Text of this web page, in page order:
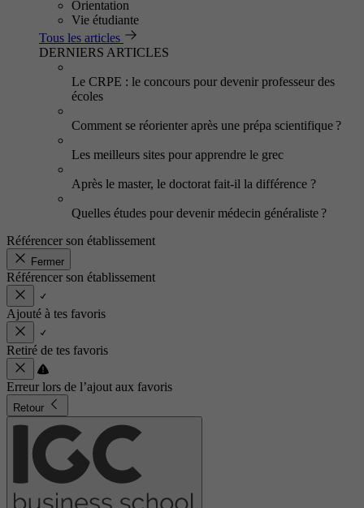
Orientation
Vie étudiante
Tous les articles
DERNIERS ARTICLES
Le CRPE : le concours pour devenir professeur des
écoles
Comment se réorienter après une prépa scientifique ?
Les meilleurs sites pour apprendre le grec
Après le master, le doctorat fait-il la différence ?
Quelles études pour devenir médecin généraliste ?
Référencer son établissement
Fermer
Référencer son établissement
Ajouté à tes favoris
Retiré de tes favoris
Erreur lors de l’ajout aux favoris
Retour